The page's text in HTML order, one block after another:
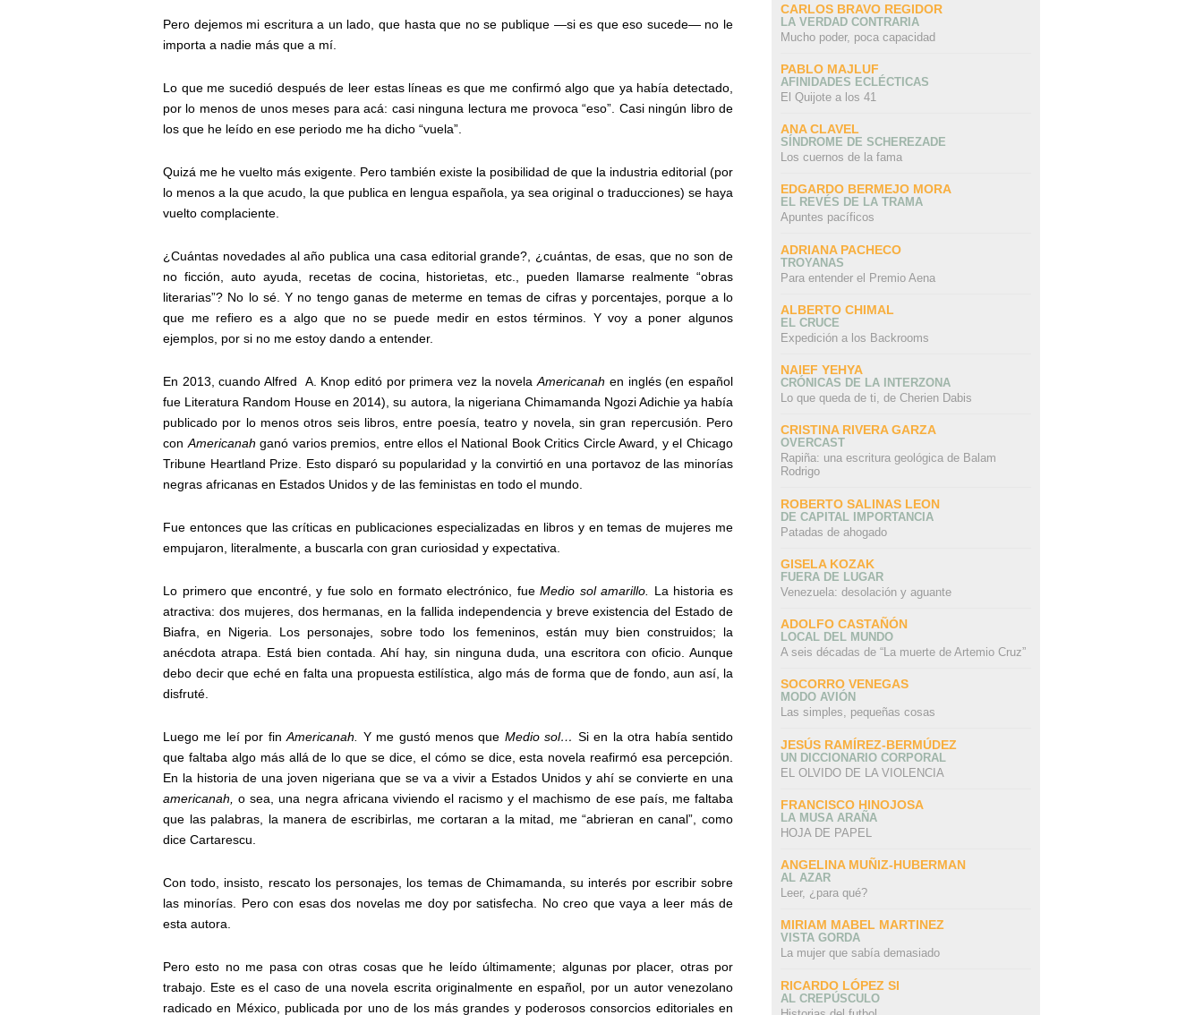
Pero dejemos mi escritura a un lado, que hasta que no se publique —si es que eso sucede— no le
importa a nadie más que a mí.
Lo que me sucedió después de leer estas líneas es que me confirmó algo que ya había detectado,
por lo menos de unos meses para acá: casi ninguna lectura me provoca “eso”. Casi ningún libro de
los que he leído en ese periodo me ha dicho “vuela”.
Quizá me he vuelto más exigente. Pero también existe la posibilidad de que la industria editorial (por
lo menos a la que acudo, la que publica en lengua española, ya sea original o traducciones) se haya
vuelto complaciente.
¿Cuántas novedades al año publica una casa editorial grande?, ¿cuántas, de esas, que no son de
no ficción, auto ayuda, recetas de cocina, historietas, etc., pueden llamarse realmente “obras
literarias”? No lo sé. Y no tengo ganas de meterme en temas de cifras y porcentajes, porque a lo
que me refiero es a algo que no se puede medir en estos términos. Y voy a poner algunos
ejemplos, por si no me estoy dando a entender.
En 2013, cuando Alfred A. Knop editó por primera vez la novelaAmericanah en inglés (en español
fue Literatura Random House en 2014), su autora, la nigeriana Chimamanda Ngozi Adichie ya había
publicado por lo menos otros seis libros, entre poesía, teatro y novela, sin gran repercusión. Pero
con Americanahganó varios premios, entre ellos el National Book Critics Circle Award, y el Chicago
Tribune Heartland Prize. Esto disparó su popularidad y la convirtió en una portavoz de las minorías
negras africanas en Estados Unidos y de las feministas en todo el mundo.
Fue entonces que las críticas en publicaciones especializadas en libros y en temas de mujeres me
empujaron, literalmente, a buscarla con gran curiosidad y expectativa.
Lo primero que encontré, y fue solo en formato electrónico, fueMedio sol amarillo.
La historia es
atractiva: dos mujeres, dos hermanas, en la fallida independencia y breve existencia del Estado de
Biafra, en Nigeria. Los personajes, sobre todo los femeninos, están muy bien construidos; la
anécdota atrapa. Está bien contada. Ahí hay, sin ninguna duda, una escritora con oficio. Aunque
debo decir que eché en falta una propuesta estilística, algo más de forma que de fondo, aun así, la
disfruté.
Luego me leí por finAmericanah. Y me gustó menos que Medio sol… Si en la otra había sentido
que faltaba algo más allá de lo que se dice, el cómo se dice, esta novela reafirmó esa percepción.
En la historia de una joven nigeriana que se va a vivir a Estados Unidos y ahí se convierte en una
americanah,o sea, una negra africana viviendo el racismo y el machismo de ese país, me faltaba
que las palabras, la manera de escribirlas, me cortaran a la mitad, me “abrieran en canal”, como
dice Cartarescu.
Con todo, insisto, rescato los personajes, los temas de Chimamanda, su interés por escribir sobre
las minorías. Pero con esas dos novelas me doy por satisfecha. No creo que vaya a leer más de
esta autora.
Pero esto no me pasa con otras cosas que he leído últimamente; algunas por placer, otras por
trabajo. Este es el caso de una novela escrita originalmente en español, por un autor venezolano
radicado en México, publicada por uno de los más grandes y poderosos consorcios editoriales en
CARLOS BRAVO REGIDOR
LA VERDAD CONTRARIA
Mucho poder, poca capacidad
PABLO MAJLUF
AFINIDADES ECLÉCTICAS
El Quijote a los 41
ANA CLAVEL
SÍNDROME DE SCHEREZADE
Los cuernos de la fama
EDGARDO BERMEJO MORA
EL REVÉS DE LA TRAMA
Apuntes pacíficos
ADRIANA PACHECO
TROYANAS
Para entender el Premio Aena
ALBERTO CHIMAL
EL CRUCE
Expedición a los Backrooms
NAIEF YEHYA
CRÓNICAS DE LA INTERZONA
Lo que queda de ti, de Cherien Dabis
CRISTINA RIVERA GARZA
OVERCAST
Rapiña: una escritura geológica de Balam
Rodrigo
ROBERTO SALINAS LEON
DE CAPITAL IMPORTANCIA
Patadas de ahogado
GISELA KOZAK
FUERA DE LUGAR
Venezuela: desolación y aguante
ADOLFO CASTAÑÓN
LOCAL DEL MUNDO
A seis décadas de “La muerte de Artemio Cruz”
SOCORRO VENEGAS
MODO AVIÓN
Las simples, pequeñas cosas
JESÚS RAMÍREZ-BERMÚDEZ
UN DICCIONARIO CORPORAL
EL OLVIDO DE LA VIOLENCIA
FRANCISCO HINOJOSA
LA MUSA ARAÑA
HOJA DE PAPEL
ANGELINA MUÑIZ-HUBERMAN
AL AZAR
Leer, ¿para qué?
MIRIAM MABEL MARTINEZ
VISTA GORDA
La mujer que sabía demasiado
RICARDO LÓPEZ SI
AL CREPÚSCULO